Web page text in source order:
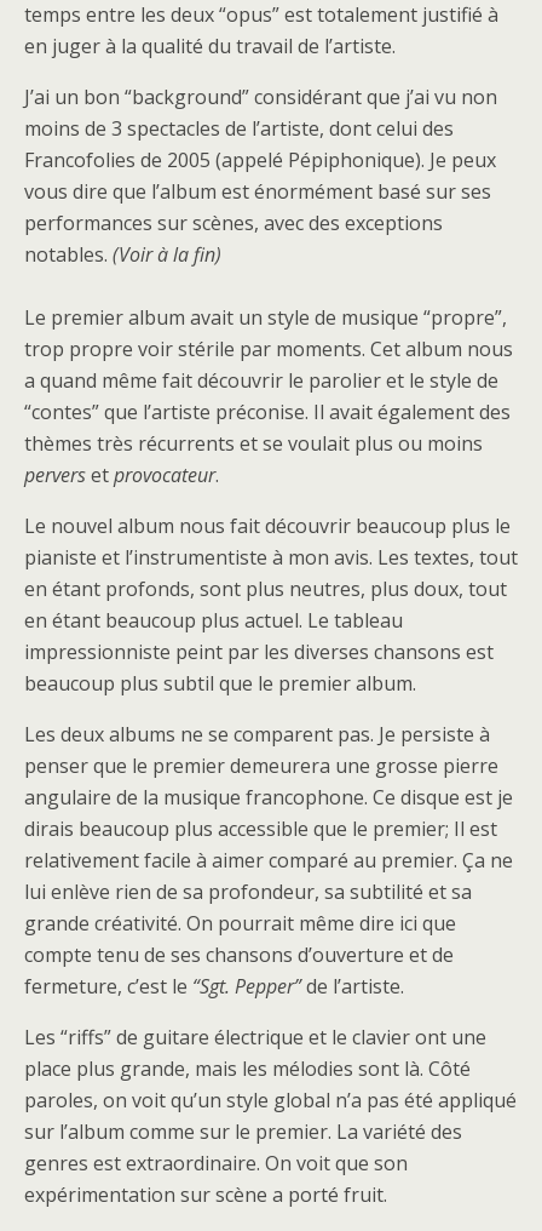
temps entre les deux “opus” est totalement justifié à
en juger à la qualité du travail de l’artiste.
J’ai un bon “background” considérant que j’ai vu non
moins de 3 spectacles de l’artiste, dont celui des
Francofolies de 2005 (appelé Pépiphonique). Je peux
vous dire que l’album est énormément basé sur ses
performances sur scènes, avec des exceptions
notables. (Voir à la fin)
Le premier album avait un style de musique “propre”,
trop propre voir stérile par moments. Cet album nous
a quand même fait découvrir le parolier et le style de
“contes” que l’artiste préconise. Il avait également des
thèmes très récurrents et se voulait plus ou moins
perversetprovocateur.
Le nouvel album nous fait découvrir beaucoup plus le
pianiste et l’instrumentiste à mon avis. Les textes, tout
en étant profonds, sont plus neutres, plus doux, tout
en étant beaucoup plus actuel. Le tableau
impressionniste peint par les diverses chansons est
beaucoup plus subtil que le premier album.
Les deux albums ne se comparent pas. Je persiste à
penser que le premier demeurera une grosse pierre
angulaire de la musique francophone. Ce disque est je
dirais beaucoup plus accessible que le premier; Il est
relativement facile à aimer comparé au premier. Ça ne
lui enlève rien de sa profondeur, sa subtilité et sa
grande créativité. On pourrait même dire ici que
compte tenu de ses chansons d’ouverture et de
fermeture, c’est le “Sgt. Pepper”de l’artiste.
Les “riffs” de guitare électrique et le clavier ont une
place plus grande, mais les mélodies sont là. Côté
paroles, on voit qu’un style global n’a pas été appliqué
sur l’album comme sur le premier. La variété des
genres est extraordinaire. On voit que son
expérimentation sur scène a porté fruit.